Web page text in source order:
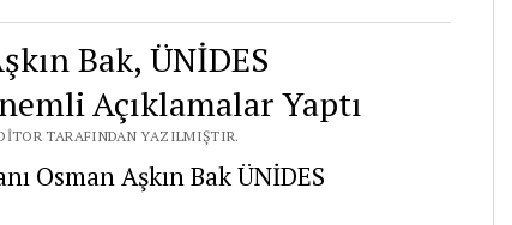
Bak, ÜNİDES
Açıklamalar Yaptı
TARAFINDAN YAZILMIŞTIR.
Osman Aşkın Bak ÜNİDES